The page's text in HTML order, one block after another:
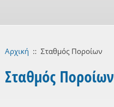
Αρχική :: Σταθμός Ποροίων
Σταθμός Ποροίων